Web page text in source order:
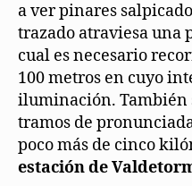
a ver pinares
trazado atraviesa una
cual es necesario
100 metros en cuyo
iluminación. También
tramos de
poco más de cinco
estación de